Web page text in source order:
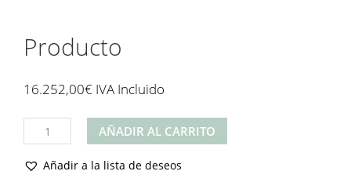
Producto
16.252,00€ IVA Incluido
Producto
cantidad
AÑADIR AL CARRITO
Añadir a la lista de deseos